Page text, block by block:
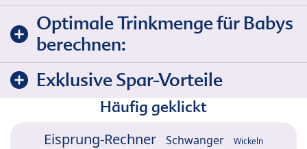
Optimale Trinkmenge für Babys
berechnen:
Exklusive Spar-Vorteile
Häufig geklickt
Eisprung-Rechner Schwanger Wickeln